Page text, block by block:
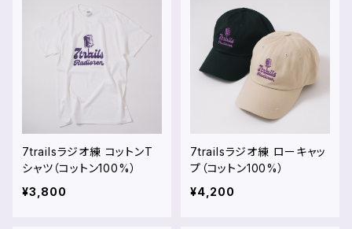
7trailsラジオ練 コットンT
シャツ（コットン100%）
¥3,800
7trailsラジオ練 ローキャッ
プ（コットン100%）
¥4,200